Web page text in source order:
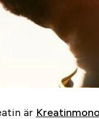
är